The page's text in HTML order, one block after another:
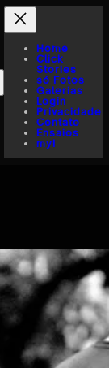
Home
Click
Stories
só Fotos
Galerias
Login
Privacidade
Contato
Ensaios
myI